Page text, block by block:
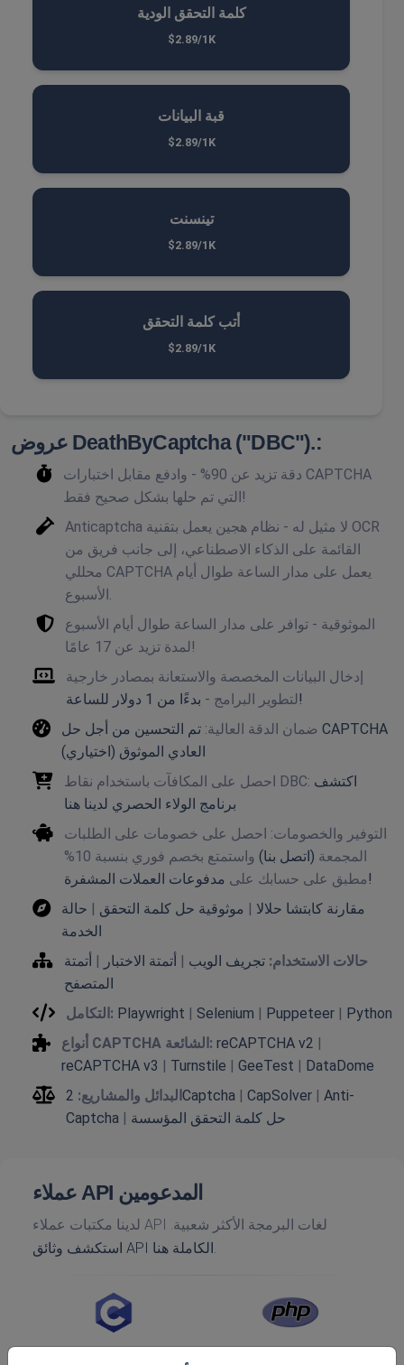
كلمة التحقق الودية
$2.89/1K
قبة البيانات
$2.89/1K
تينسنت
$2.89/1K
أتب كلمة التحقق
$2.89/1K
عروض DeathByCaptcha ("DBC").:
دقة تزيد عن 90% - وادفع مقابل اختبارات CAPTCHA
التي تم حلها بشكل صحيح فقط!
Anticaptcha لا مثيل له - نظام هجين يعمل بتقنية OCR
القائمة على الذكاء الاصطناعي، إلى جانب فريق من
محللي CAPTCHA يعمل على مدار الساعة طوال أيام
الموثوقية - توافر على مدار الساعة طوال أيام الأسبوع
لمدة تزيد عن 17 عامًا!
إدخال البيانات المخصصة والاستعانة بمصادر خارجية
لتطوير البرامج -بدءًا من 1 دولار للساعة!
ضمان الدقة العالية: تم التحسين من أجل حل CAPTCHA
العادي الموثوق (اختياري)
احصل على المكافآت باستخدام نقاط DBC: اكتشف
برنامج الولاء الحصري لدينا هنا
التوفير والخصومات: احصل على خصومات على الطلبات
المجمعة (اتصل بنا)
واستمتع بخصم فوري بنسبة 10%
مطبق على حسابك علىمدفوعات العملات المشفرة!
مقارنة كابتشا حلالا | موثوقية حل كلمة التحقق | حالة
الخدمة
حالات الاستخدام: تجريف الويب | أتمتة الاختبار | أتمتة
المتصفح
التكامل: Playwright | Selenium | Puppeteer | Python
أنواع CAPTCHA الشائعة: reCAPTCHA v2 |
reCAPTCHA v3 | Turnstile | GeeTest | DataDome
البدائل والمشاريع: 2Captcha | CapSolver | Anti-
Captcha | حل كلمة التحقق المؤسسة
عملاء API المدعومين
لدينا مكتبات عملاء API لغات البرمجة الأكثر شعبية.